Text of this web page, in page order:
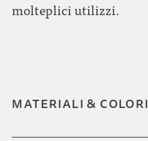
molteplici utilizzi.
MATERIALI & COLORI